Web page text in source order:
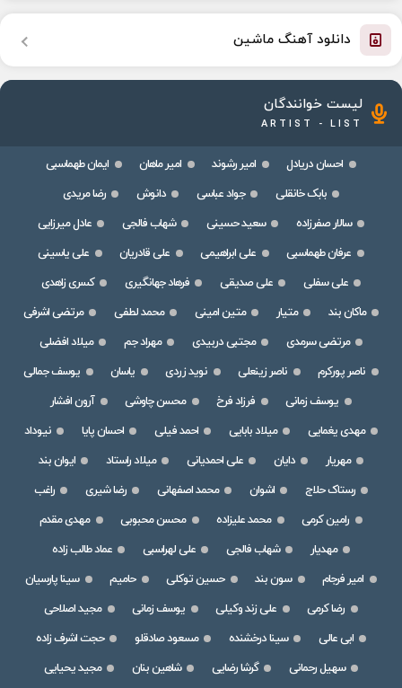
دانلود آهنگ ماشین
لیست خوانندگان
ARTIST - LIST
احسان دریادل امیر رشوند امیر ماهان
ایمان طهماسبی
بابک خانقلی
جواد عباسی دانوش
رضا مریدی
سالار صفرزاده
سعید حسینی شهاب فالجی
عادل میرزایی
عرفان طهماسبی
علی ابراهیمی علی قادریان
علی یاسینی
علی سفلی
علی صدیقی فرهاد جهانگیری
کسری زاهدی
ماکان بند
متیار متین امینی محمد لطفی
مرتضی اشرفی
مرتضی سرمدی
مجتبی دربیدی مهراد جم
میلاد افضلی
ناصر پورکرم
ناصر زینعلی نوید زردی یاسان
یوسف جمالی
یوسف زمانی
فرزاد فرخ محسن چاوشی
آرون افشار
مهدی یغمایی
میلاد بابایی احمد فیلی احسان پایا
نیوداد
مهریار
دایان علی احمدیانی میلاد راستاد
ایوان بند
رستاک حلاج
اشوان محمد اصفهانی رضا شیری
راغب
رامین کرمی
محمد علیزاده محسن محبوبی
مهدی مقدم
مهدیار
شهاب فالجی علی لهراسبی
عماد طالب زاده
امیر فرجام
سون بند حسین توکلی حامیم
سینا پارسیان
رضا کرمی
علی زند وکیلی یوسف زمانی
مجید اصلاحی
ابی عالی
سینا درخشنده مسعود صادقلو
حجت اشرف زاده
سهیل رحمانی
گرشا رضایی شاهین بنان
مجید یحیایی